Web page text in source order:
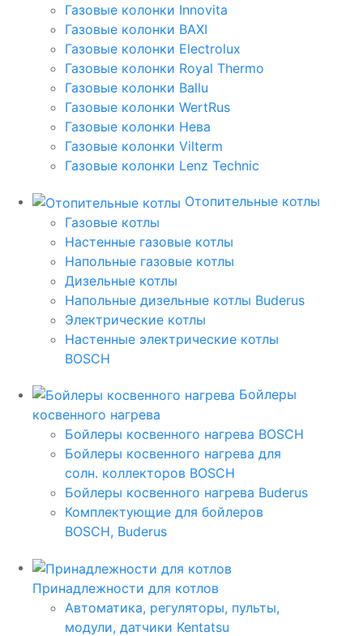
Газовые колонки Innovita
Газовые колонки BAXI
Газовые колонки Electrolux
Газовые колонки Royal Thermo
Газовые колонки Ballu
Газовые колонки WertRus
Газовые колонки Нева
Газовые колонки Vilterm
Газовые колонки Lenz Technic
Отопительные котлы
Газовые котлы
Настенные газовые котлы
Напольные газовые котлы
Дизельные котлы
Напольные дизельные котлы Buderus
Электрические котлы
Настенные электрические котлы
BOSCH
Бойлеры
косвенного нагрева
Бойлеры косвенного нагрева BOSCH
Бойлеры косвенного нагрева для
солн. коллекторов BOSCH
Бойлеры косвенного нагрева Buderus
Комплектующие для бойлеров
BOSCH, Buderus
Принадлежности для котлов
Автоматика, регуляторы, пульты,
модули, датчики Kentatsu